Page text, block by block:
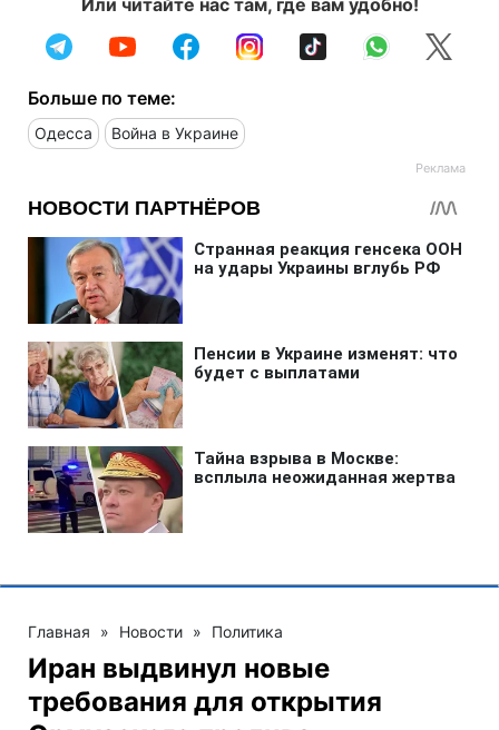
Больше по теме:
Одесса Война в Украине
Главная » Новости » Политика
Иран выдвинул новые
требования для открытия